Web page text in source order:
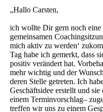
„Hallo Carsten,
ich wollte Dir gern noch eine
gemeinsamen
mich aktiv zu werden‘
Tag habe ich gemerkt, dass
positiv verändert hat.
mehr wichtig und der
deren Stelle getreten. Ich
Geschäftsidee erstellt und
einem Terminvorschlag–
treffen wir uns zu einem